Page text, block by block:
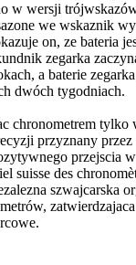
w wersji
we wskaznik
on, ze bateria
zegarka
a baterie
dwóch tygodniach.
chronometrem
przyznany
przejscia
suisse des
szwajcarska